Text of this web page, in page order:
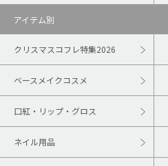
アイテム別
クリスマスコフレ特集2026
ベースメイクコスメ
口紅・リップ・グロス
ネイル用品